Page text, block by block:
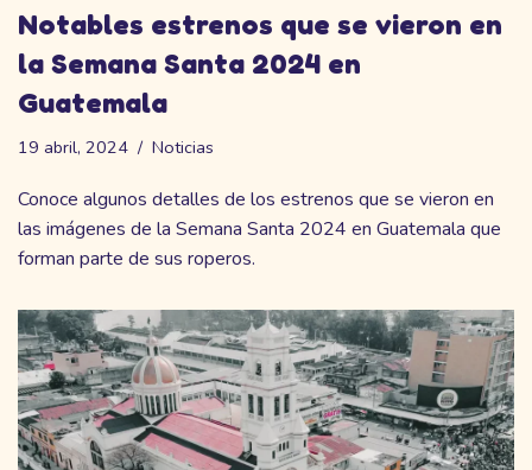
Notables estrenos que se vieron en
la Semana Santa 2024 en
Guatemala
19 abril, 2024 Noticias
Conoce algunos detalles de los estrenos que se vieron en
las imágenes de la Semana Santa 2024 en Guatemala que
forman parte de sus roperos.